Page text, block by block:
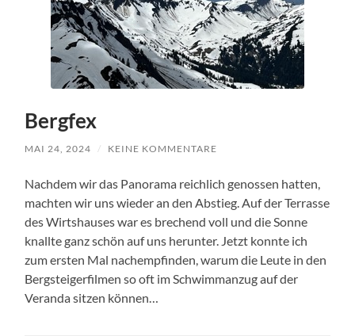
Bergfex
MAI 24, 2024 / KEINE KOMMENTARE
Nachdem wir das Panorama reichlich genossen hatten,
machten wir uns wieder an den Abstieg. Auf der Terrasse
des Wirtshauses war es brechend voll und die Sonne
knallte ganz schön auf uns herunter. Jetzt konnte ich
zum ersten Mal nachempfinden, warum die Leute in den
Bergsteigerfilmen so oft im Schwimmanzug auf der
Veranda sitzen können…